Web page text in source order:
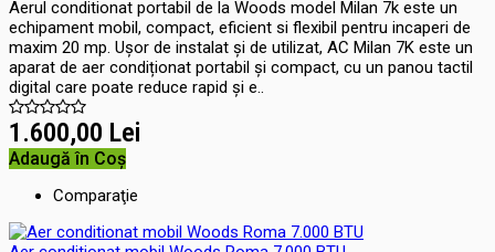
Aerul conditionat portabil de la Woods model Milan 7k este un
echipament mobil, compact, eficient si flexibil pentru incaperi de
maxim 20 mp. Ușor de instalat și de utilizat, AC Milan 7K este un
aparat de aer condiționat portabil și compact, cu un panou tactil
digital care poate reduce rapid și e..
1.600,00 Lei
Adaugă în Coş
Comparaţie